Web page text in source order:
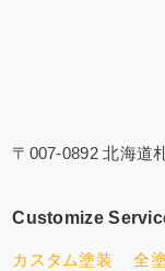
〒007-0892 北海道
Customize
カスタム塗装 全